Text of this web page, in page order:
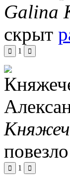
Galina
скрыт
1
1